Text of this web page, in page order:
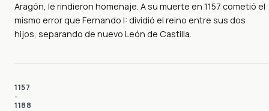
Aragón, le rindieron homenaje. A su muerte en 1157 cometió el
mismo error que Fernando I: dividió el reino entre sus dos
hijos, separando de nuevo León de Castilla.
1157
–
1188